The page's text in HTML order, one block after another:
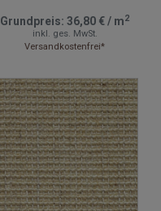
Grundpreis: 36,80 €/ m2
inkl. ges. MwSt.
Versandkostenfrei*